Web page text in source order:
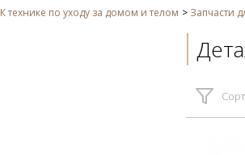
К технике по уходу за домом и телом Запчасти